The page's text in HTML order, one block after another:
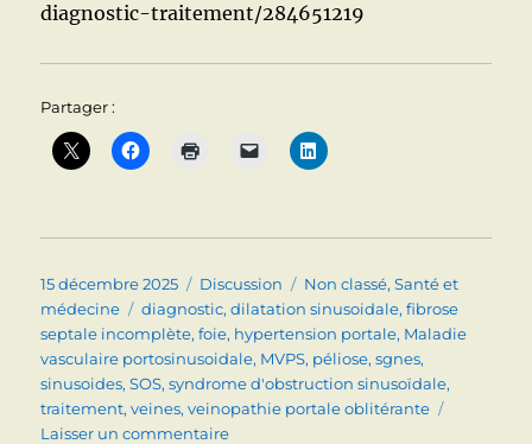
diagnostic-traitement/284651219
Partager :
Publié
le
15 décembre 2025 Format
Discussion Catégories
Non classé,Santé et
médecine
Étiquettes
diagnostic,dilatation sinusoidale,fibrose
septale incomplète,foie, hypertension portale, Maladie
vasculaire portosinusoidale, MVPS, péliose,sgnes,
sinusoides,SOS,syndrome d'obstruction sinusoïdale,
traitement,veines,veinopathie portale oblitérante
Laisser un commentairesur